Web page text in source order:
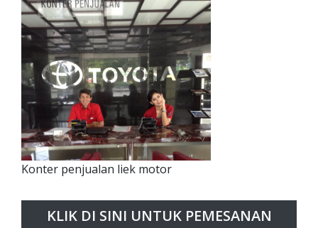
Konter penjualan liek motor
KLIK DI SINI UNTUK PEMESANAN